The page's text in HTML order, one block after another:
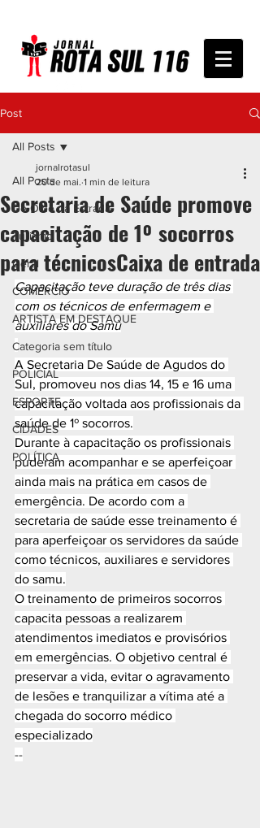
Post
All Posts
De Olho na Estrada
Turismo
Geral
COMÉRCIO
ARTISTA EM DESTAQUE
Categoria sem título
POLICIAL
ESPORTE
CIDADES
POLÍTICA
All Posts
Secretaria de Saúde promove
capacitação de 1º socorros
para técnicosCaixa de entrada
jornalrotasul
20 de mai. 1 min de leitura
Capacitação teve duração de três dias
com os técnicos de enfermagem e
auxiliares do Samu
A Secretaria De Saúde de Agudos do
Sul, promoveu nos dias 14, 15 e 16 uma
capacitação voltada aos profissionais da
saúde de 1º socorros.
Durante à capacitação os profissionais
puderam acompanhar e se aperfeiçoar
ainda mais na prática em casos de
emergência. De acordo com a
secretaria de saúde esse treinamento é
para aperfeiçoar os servidores da saúde
como técnicos, auxiliares e servidores
do samu.
O treinamento de primeiros socorros
capacita pessoas a realizarem
atendimentos imediatos e provisórios
em emergências. O objetivo central é
preservar a vida, evitar o agravamento
de lesões e tranquilizar a vítima até a
chegada do socorro médico
especializado
--